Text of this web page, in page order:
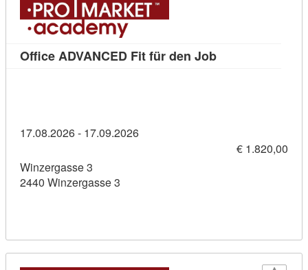
Office ADVANCED Fit für den JobKursdetail:
17.08.2026 - 17.09.2026
€ 1.820,00
Winzergasse 3
2440 Winzergasse 3